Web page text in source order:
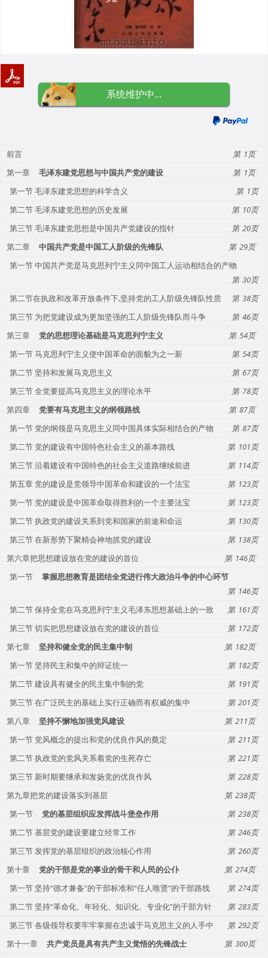
系统维护中...
前言
1
第一章
毛泽东建党思想与中国共产党的建设
1
第一节 毛泽东建党思想的科学含义
1
第二节 毛泽东建党思想的历史发展
10
第三节 毛泽东建党思想是中国共产党建设的指针
20
第二章
中国共产党是中国工人阶级的先锋队
29
第一节 中国共产党是马克思列宁主义同中国工人运动相结合的产物
30
第二节在执政和改革开放条件下,坚持党的工人阶级先锋队性质
38
第三节 为把党建设成为更加坚强的工人阶级先锋队而斗争
46
第三章
党的思想理论基础是马克思列宁主义
54
第一节 马克思列宁主义使中国革命的面貌为之一新
54
第二节 坚持和发展马克思主义
67
第三节 全党要提高马克思主义的理论水平
78
第四章
党要有马克思主义的纲领路线
87
第一节 党的纲领是马克思主义同中国具体实际相结合的产物
87
第二节 党的建设有中国特色社会主义的基本路线
101
第三节 沿着建设有中国特色的社会主义道路继续前进
114
第五章 党的建设是党领导中国革命和建设的一个法宝
123
第一节 党的建设是中国革命取得胜利的一个主要法宝
123
第二节 执政党的建设关系到党和国家的前途和命运
130
第三节 在新形势下聚精会神地抓党的建设
138
第六章把思想建设放在党的建设的首位
146
第一节
掌握思想教育是团结全党进行伟大政治斗争的中心环节
146
第二节 保持全党在马克思列宁主义毛泽东思想基础上的一致
161
第三节 切实把思想建设放在党的建设的首位
172
第七章
坚持和健全党的民主集中制
182
第一节 坚持民主和集中的辩证统一
182
第二节 建设具有健全的民主集中制的党
191
第三节 在广泛民主的基础上实行正确而有权威的集中
201
第八章
坚持不懈地加强党风建设
211
第一节 党风概念的提出和党的优良作风的奠定
211
第二节 执政党的党风关系着党的生死存亡
221
第三节 新时期要继承和发扬党的优良作风
228
第九章把党的建设落实到基层
238
第一节
党的基层组织应发挥战斗堡垒作用
238
第二节 基层党的建设要建立经常工作
246
第三节 发挥党的基层组织的政治核心作用
260
第十章
党的干部是党的事业的骨干和人民的公仆
274
第一节 坚持“德才兼备”的干部标准和“任人唯贤”的干部路线
274
第二节 坚持“革命化、年轻化、知识化、专业化”的干部方针
283
第三节 各级领导权要牢牢掌握在忠诚于马克思主义的人手中
292
第十一章
共产党员是具有共产主义觉悟的先锋战士
300